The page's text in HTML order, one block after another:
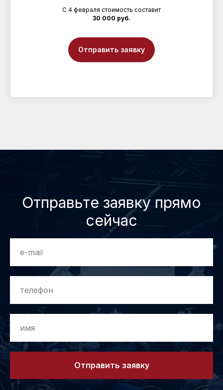
С 4 февраля стоимость составит
30 000 руб.
Отправить заявку
Отправьте заявку прямо
сейчас
Отправить заявку